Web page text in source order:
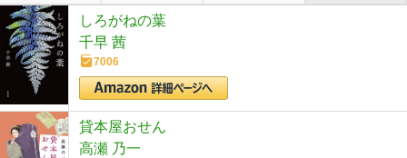
しろがねの葉
千早 茜
7006
貸本屋おせん
高瀬 乃一